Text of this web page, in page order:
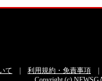
て 利用規約・免責事項